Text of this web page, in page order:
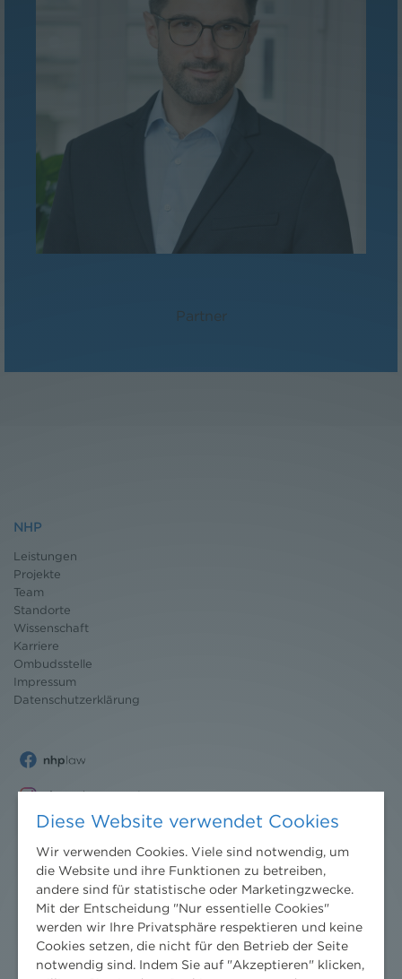
Partner
NHP
Leistungen
Projekte
Team
Standorte
Wissenschaft
Karriere
Ombudsstelle
Impressum
Datenschutzerklärung
Diese Website verwendet Cookies
Wir verwenden Cookies. Viele sind notwendig, um
die Website und ihre Funktionen zu betreiben,
andere sind für statistische oder Marketingzwecke.
Mit der Entscheidung "Nur essentielle Cookies"
werden wir Ihre Privatsphäre respektieren und keine
Cookies setzen, die nicht für den Betrieb der Seite
notwendig sind. Indem Sie auf "Akzeptieren" klicken,